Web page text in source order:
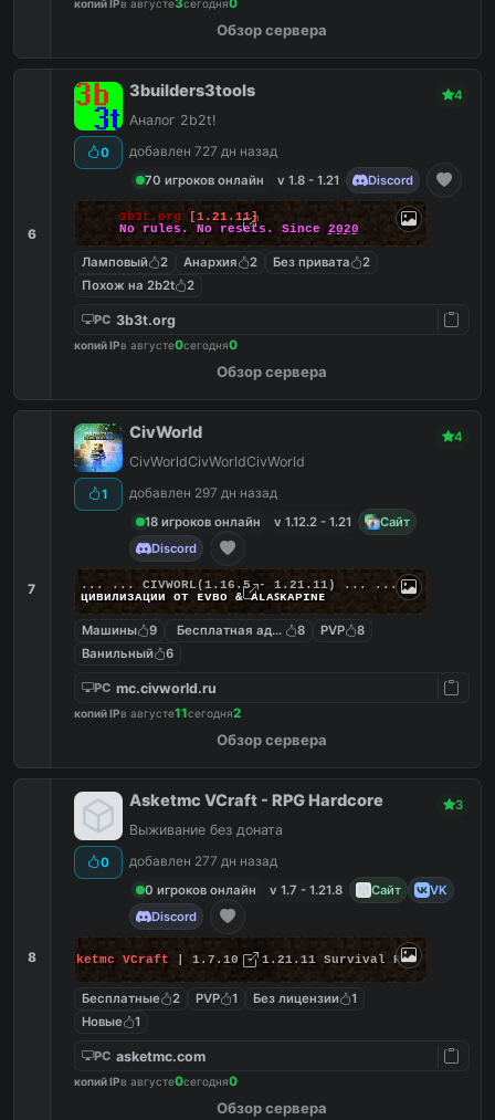
копий IPв августе3сегодня0
Обзор сервера
6
0
3builders3tools 4
Аналог 2b2t!
добавлен 727 дн назад
70 игроков онлайн
v 1.8 - 1.21 Discord
3b3t.org
[1.21.11]
No rules. No resets. Since 2020
Ламповый 2 Анархия 2 Без привата
2
Похож на 2b2t
2
PC 3b3t.org
копий IPв августе0сегодня0
Обзор сервера
7
1
CivWorld 4
CivWorldCivWorldCivWorld
добавлен 297 дн назад
18 игроков онлайн
v 1.12.2 - 1.21
Сайт
Discord
... ... CIVWORL (1.16.5 - 1.21.11) ... ...
циʙилизᴀции от ᴇᴠʙᴏ & ᴀʟᴀꜱᴋᴀᴘɪɴᴇ
Машины 9 Бесплатная админка
8 PVP
8
Ванильный
6
PC mc.civworld.ru
копий IPв августе11сегодня2
Обзор сервера
8
0
Asketmc VCraft - RPG Hardcore 3
Выживание без доната
добавлен 277 дн назад
0 игроков онлайн
v 1.7 - 1.21.8 Сайт
VK
Discord
Asketmc VCraft | 1.7.10 - 1.21.11 Survival RPG
Бесплатные 2 PVP 1 Без лицензии
1
Новые
1
PC asketmc.com
копий IPв августе0сегодня0
Обзор сервера